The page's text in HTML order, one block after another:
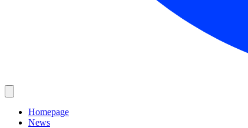
Homepage
News